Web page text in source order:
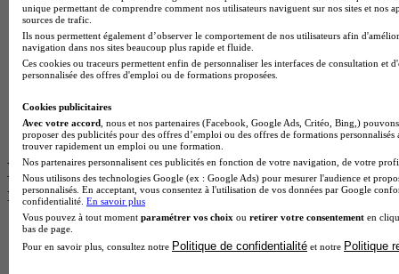
BTS Gpme en alternance
Cap Electricien en alternance
BTS Gpn en alternance
BTS Domotique en alternance
BAC Pro Agora en alternance
BTS Sta en alternance
BTS Iris en alternance
BTS Tpl en alternance
BTS Ati en alternance
Les diplômes par filière les plus
recherchés
CS Sport
Master Sport
unique permettant de comprendre comment nos utilisateurs naviguent sur nos sites et nos
sources de trafic.
Ils nous permettent également d’observer le comportement de nos utilisateurs afin
navigation dans nos sites beaucoup plus rapide et fluide.
Ces cookies ou traceurs permettent enfin de personnaliser les interfaces de consultation et
personnalisée des offres d'emploi ou de formations proposées.
Cookies publicitaires
Avec votre accord , nous et nos partenaires (Facebook, Google Ads, Critéo, Bing,)
proposer des publicités pour des offres d’emploi ou des offres de formations
trouver rapidement un emploi ou une formation.
Nos partenaires personnalisent ces publicités en fonction de votre navigation, de votre
Nous utilisons des technologies Google (ex : Google Ads) pour mesurer l'audience et
personnalisés. En acceptant, vous consentez à l'utilisation de vos données par Google
confidentialité. En savoir plus
Vous pouvez à tout moment paramétrer vos choix ou retirer votre consentement en
bas de page.
Pour en savoir plus, consultez notre Politique de confidentialité et notre Politique